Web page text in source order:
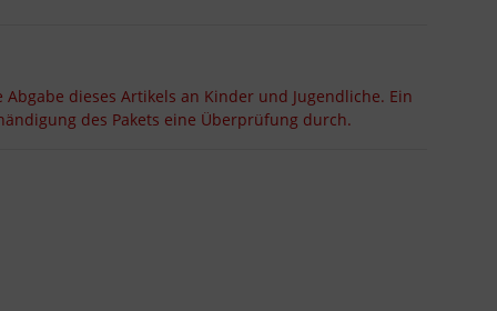
dieses Artikels an Kinder und Jugendliche. Ein
des Pakets eine Überprüfung durch.